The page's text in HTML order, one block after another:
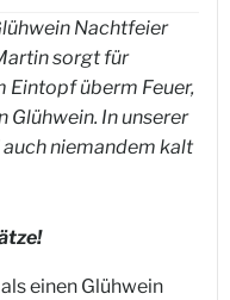
Nachtfeier
sorgt für
Eintopf überm Feuer,
Glühwein. In unserer
niemandem kalt
einen Glühwein